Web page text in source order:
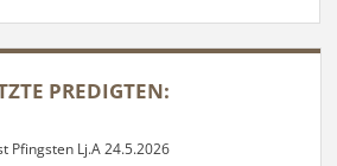
PREDIGTEN:
Pfingsten Lj.A 24.5.2026